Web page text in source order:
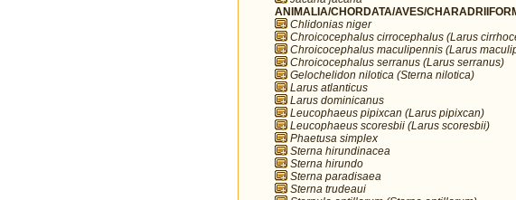
ANIMALIA/CHORDATA/AVES/
Chlidonias niger
Chroicocephalus cirrocephalus (Larus
Chroicocephalus maculipennis (Larus
Chroicocephalus serranus (Larus serranus)
Gelochelidon nilotica (Sterna nilotica)
Larus atlanticus
Larus dominicanus
Leucophaeus pipixcan (Larus pipixcan)
Leucophaeus scoresbii (Larus scoresbii)
Phaetusa simplex
Sterna hirundinacea
Sterna hirundo
Sterna paradisaea
Sterna trudeaui